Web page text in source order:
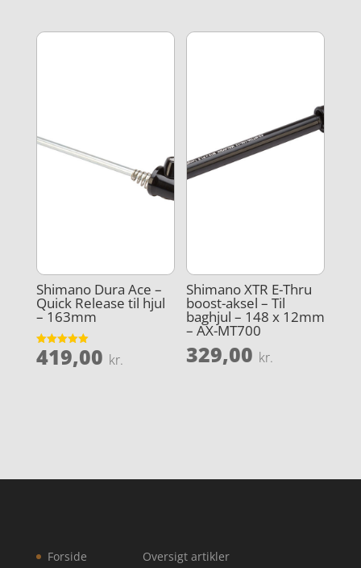
Shimano Dura Ace –
Quick Release til hjul
– 163mm
Vurderet
5
419,00 kr.
Shimano XTR E-Thru
boost-aksel – Til
baghjul – 148 x 12mm
– AX-MT700
329,00 kr.
Forside
Oversigt artikler